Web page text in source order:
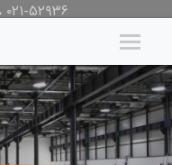
۰۲۱-۵۲۹۳۶